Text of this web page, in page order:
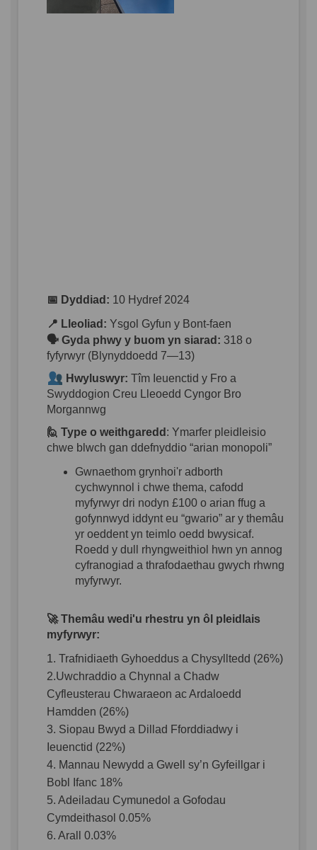
📅 Dyddiad : 10 Hydref 2024
📍 Lleoliad : Ysgol Gyfun y Bont-faen
🗣️ Gyda phwy y buom yn siarad : 318 o
fyfyrwyr (Blynyddoedd 7—13)
Hwyluswyr: Tîm Ieuenctid y Fro a
Swyddogion Creu Lleoedd Cyngor Bro
Morgannwg
🙋 Type o weithgaredd : Ymarfer pleidleisio
chwe blwch gan ddefnyddio “arian monopoli”
Gwnaethom grynhoi'r adborth
cychwynnol i chwe thema, cafodd
myfyrwyr dri nodyn £100 o arian ffug a
gofynnwyd iddynt eu “gwario” ar y themâu
yr oeddent yn teimlo oedd bwysicaf.
Roedd y dull rhyngweithiol hwn yn annog
cyfranogiad a thrafodaethau gwych rhwng
myfyrwyr.
🚀Themâu wedi'u rhestru yn ôl pleidlais
myfyrwyr:
1. Trafnidiaeth Gyhoeddus a Chysylltedd (26%)
2.Uwchraddio a Chynnal a Chadw
Cyfleusterau Chwaraeon acArdaloedd
Hamdden (26%)
3. Siopau Bwyd a Dillad Fforddiadwy i
Ieuenctid (22%)
4. Mannau Newydd a Gwell sy’n Gyfeillgar i
Bobl
Ifanc 18%
5. Adeiladau Cymunedol a Gofodau
Cymdeithasol 0.05%
6. Arall
0.03%